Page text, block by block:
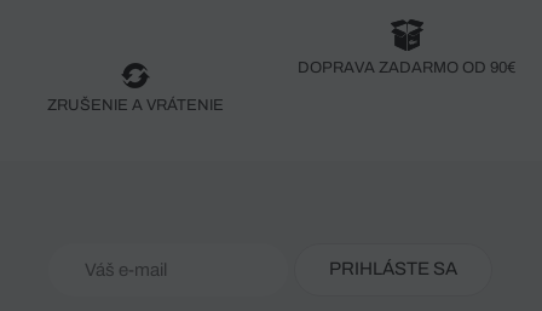
ZRUŠENIE A VRÁTENIE
DOPRAVA ZADARMO OD 90€
PRIHLÁSTE SA